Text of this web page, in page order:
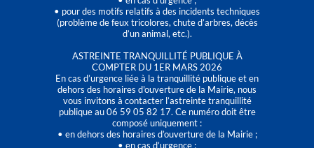
• pour des motifs relatifs à des incidents techniques
(problème de feux tricolores, chute d’arbres, décès
d’un animal, etc.).
ASTREINTE TRANQUILLITÉ PUBLIQUE À
COMPTER DU 1ER MARS 2026
En cas d’urgence liée à la tranquillité publique et en
dehors des horaires d'ouverture de la Mairie, nous
vous invitons à contacter l’astreinte tranquillité
publique au 06 59 05 82 17. Ce numéro doit être
composé uniquement :
• en dehors des horaires d’ouverture de la Mairie ;
• en cas d’urgence ;